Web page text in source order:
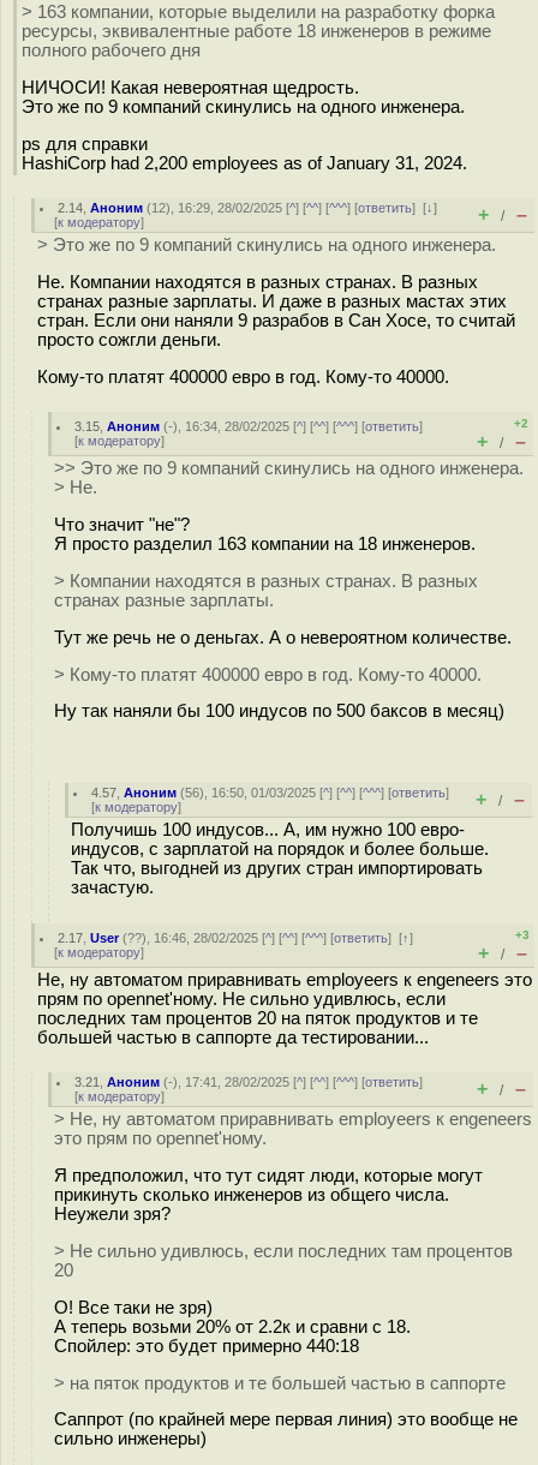
> 163 компании, которые выделили на разработку форка
ресурсы, эквивалентные работе 18 инженеров в режиме
полного рабочего дня
НИЧОСИ! Какая невероятная щедрость.
Это же по 9 компаний скинулись на одного инженера.
ps для справки
HashiCorp had 2,200 employees as of January 31, 2024.
2.14 ,Аноним (12), 16:29, 28/02/2025 [^] [^^] [^^^] [ответить][↓]
[к модератору] + / –
> Это же по 9 компаний скинулись на одного инженера.
Не. Компании находятся в разных странах. В разных
странах разные зарплаты. И даже в разных мастах этих
стран. Если они наняли 9 разрабов в Сан Хосе, то считай
просто сожгли деньги.
Кому-то платят 400000 евро в год. Кому-то 40000.
3.15 ,Аноним (-), 16:34, 28/02/2025 [^] [^^] [^^^] [ответить]
[к модератору]
+2
+ / –
>> Это же по 9 компаний скинулись на одного инженера.
> Не.
Что значит "не"?
Я просто разделил 163 компании на 18 инженеров.
> Компании находятся в разных странах. В разных
странах разные зарплаты.
Тут же речь не о деньгах. А о невероятном количестве.
> Кому-то платят 400000 евро в год. Кому-то 40000.
Ну так наняли бы 100 индусов по 500 баксов в месяц)
4.57 ,Аноним (56), 16:50, 01/03/2025 [^] [^^] [^^^] [ответить]
[к модератору] + / –
Получишь 100 индусов... А, им нужно 100 евро-
индусов, с зарплатой на порядок и более больше.
Так что, выгодней из других стран импортировать
зачастую.
2.17 ,User(??), 16:46, 28/02/2025 [^] [^^] [^^^] [ответить][↑]
[к модератору]
+3
+ / –
Не, ну автоматом приравнивать employeers к engeneers это
прям по opennet'ному. Не сильно удивлюсь, если
последних там процентов 20 на пяток продуктов и те
большей частью в саппорте да тестировании...
3.21 ,Аноним (-), 17:41, 28/02/2025 [^] [^^] [^^^] [ответить]
[к модератору] + / –
> Не, ну автоматом приравнивать employeers к engeneers
это прям по opennet'ному.
Я предположил, что тут сидят люди, которые могут
прикинуть сколько инженеров из общего числа.
Неужели зря?
> Не сильно удивлюсь, если последних там процентов
20
О! Все таки не зря)
А теперь возьми 20% от 2.2к и сравни с 18.
Спойлер: это будет примерно 440:18
> на пяток продуктов и те большей частью в саппорте
Саппрот (по крайней мере первая линия) это вообще не
сильно инженеры)